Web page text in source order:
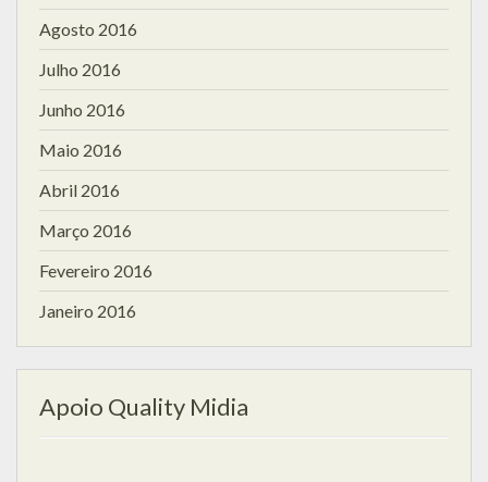
Agosto 2016
Julho 2016
Junho 2016
Maio 2016
Abril 2016
Março 2016
Fevereiro 2016
Janeiro 2016
Apoio Quality Midia